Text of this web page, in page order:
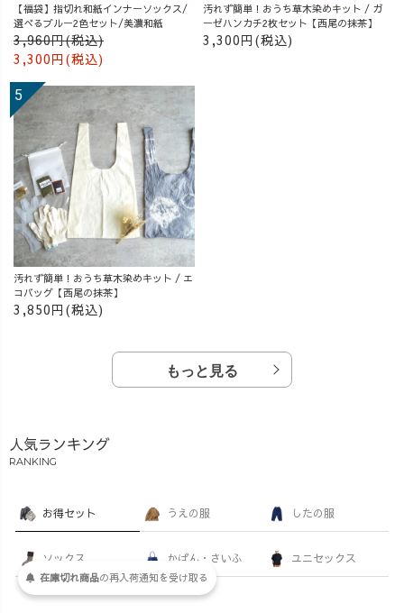
【福袋】指切れ和紙インナーソックス/
選べるブルー2色セット/美濃和紙
3,960円(税込)
3,300円(税込)
汚れず簡単！おうち草木染めキット / ガ
ーゼハンカチ2枚セット【西尾の抹茶】
3,300円(税込)
汚れず簡単！おうち草木染めキット / エ
コバッグ【西尾の抹茶】
3,850円(税込)
もっと見る
人気ランキング
RANKING
お得セット うえの服 したの服
ソックス かばん・さいふ ユニセックス
在庫切れ商品の再入荷通知を受け取る